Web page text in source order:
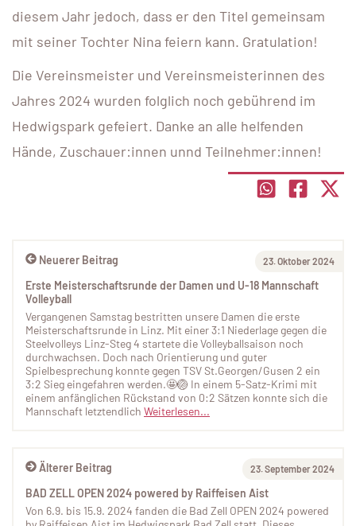
diesem Jahr jedoch, dass er den Titel gemeinsam
mit seiner Tochter Nina feiern kann. Gratulation!
Die Vereinsmeister und Vereinsmeisterinnen des
Jahres 2024 wurden folglich noch gebührend im
Hedwigspark gefeiert. Danke an alle helfenden
Hände, Zuschauer:innen unnd Teilnehmer:innen!
Älterer Beitrag 23. September 2024
BAD ZELL OPEN 2024 powered by Raiffeisen Aist
Von 6.9. bis 15.9. 2024 fanden die Bad Zell OPEN 2024 powered
Neuerer Beitrag 23. Oktober 2024
Erste Meisterschaftsrunde der Damen und U-18 Mannschaft
Volleyball
Vergangenen Samstag bestritten unsere Damen die erste
Meisterschaftsrunde in Linz. Mit einer 3:1 Niederlage gegen die
Steelvolleys Linz-Steg 4 startete die Volleyballsaison noch
durchwachsen. Doch nach Orientierung und guter
Spielbesprechung konnte gegen TSV St.Georgen/Gusen 2 ein
3:2 Sieg eingefahren werden.🤩🏐 In einem 5-Satz-Krimi mit
einem anfänglichen Rückstand von 0:2 Sätzen konnte sich die
Mannschaft letztendlich Weiterlesen...